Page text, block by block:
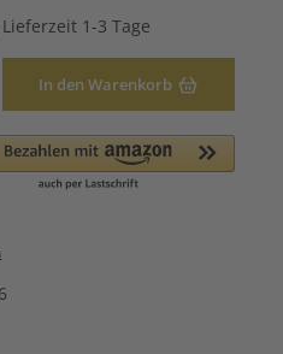
1-3 Tage
In den Warenkorb